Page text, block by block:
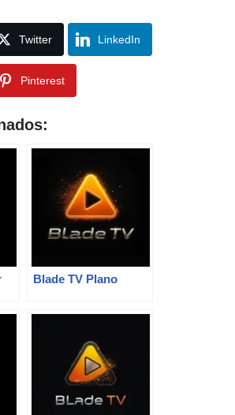
Twitter LinkedIn
Pinterest
Blade TV Plano